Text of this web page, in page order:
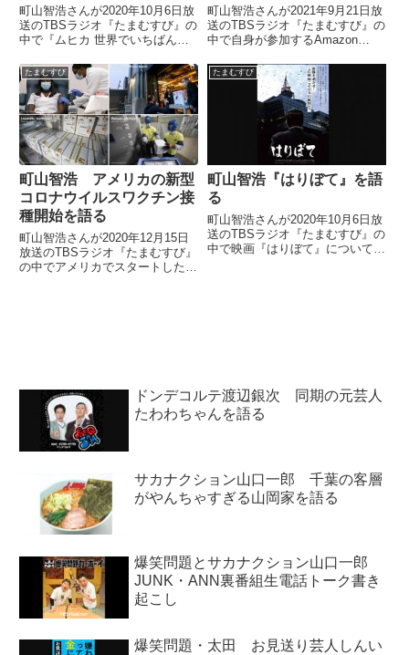
町山智浩さんが2020年10月6日放
送のTBSラジオ『たまむすび』の
中で『ムヒカ 世界でいちばん貧
していました。＼?映画『ムヒ
カ』舞台挨拶?／【神戸国際松
竹】10/10(土)10:30の回(上映後)
田部井一真監...
町山智浩さんが2021年9月21日放
送のTBSラジオ『たまむすび』の
中で自身が参加するAmazon
ルース・ブラザーズ』ウォッチパ
ーティーを紹介していました。
たまむすび
町山智浩 アメリカの新型
コロナウイルスワクチン接
種開始を語る
町山智浩さんが2020年12月15日
放送のTBSラジオ『たまむすび』
の中でアメリカでスタートした新
たまむすび
町山智浩『はりぼて』を語
る
町山智浩さんが2020年10月6日放
送のTBSラジオ『たまむすび』の
中で映画『はりぼて』について話
ドンデコルテ渡辺銀次 同期の元芸人
たわわちゃんを語る
サカナクション山口一郎 千葉の客層
がやんちゃすぎる山岡家を語る
爆笑問題とサカナクション山口一郎
JUNK・ANN裏番組生電話トーク書き
起こし
爆笑問題・太田 お見送り芸人しんい